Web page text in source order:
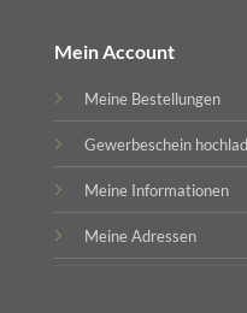
Mein Account
Meine Bestellungen
Gewerbeschein
Meine Informationen
Meine Adressen